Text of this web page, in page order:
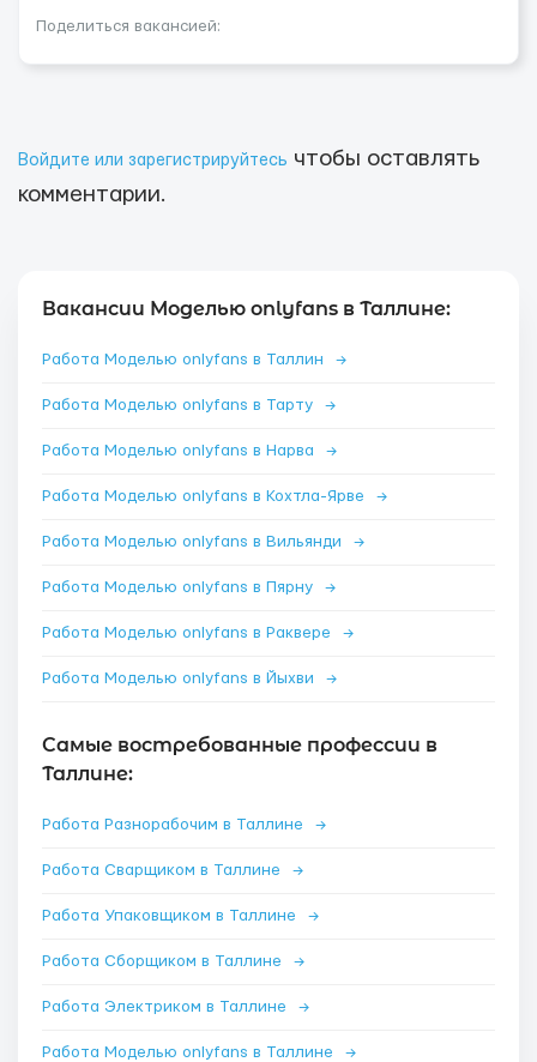
Поделиться вакансией:
Войдите или зарегистрируйтесь чтобы оставлять
комментарии.
Вакансии Моделью onlyfans в Таллине:
Работа Моделью onlyfans в Таллин →
Работа Моделью onlyfans в Тарту →
Работа Моделью onlyfans в Нарва →
Работа Моделью onlyfans в Кохтла-Ярве →
Работа Моделью onlyfans в Вильянди →
Работа Моделью onlyfans в Пярну →
Работа Моделью onlyfans в Раквере →
Работа Моделью onlyfans в Йыхви →
Самые востребованные профессии в
Таллине:
Работа Разнорабочим в Таллине →
Работа Сварщиком в Таллине →
Работа Упаковщиком в Таллине →
Работа Сборщиком в Таллине →
Работа Электриком в Таллине →
Работа Моделью onlyfans в Таллине →